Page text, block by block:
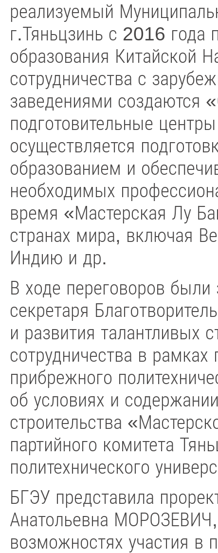
реализуемый
г.Тяньцзинь с 2016 года
образования Китайской
сотрудничества с
заведениями создаются
подготовительные
осуществляется
образованием и
необходимых
время «Мастерская Лу
странах мира, включая
Индию и др.
В ходе переговоров
секретаря
и развития талантливых
сотрудничества в рамках
прибрежного
об условиях и
строительства
партийного комитета
политехнического
БГЭУ представила
Анатольевна МОРОЗЕВИЧ,
возможностях участия в